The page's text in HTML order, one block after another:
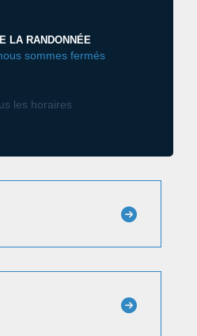
LA RANDONNÉE
sommes fermés
les horaires